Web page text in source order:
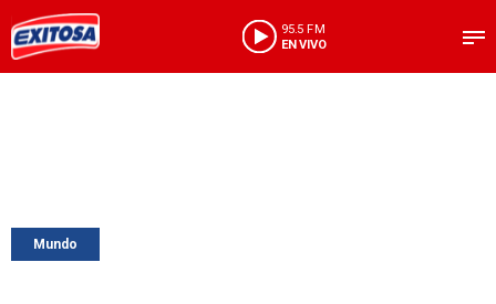
95.5 FM
EN VIVO
Mundo